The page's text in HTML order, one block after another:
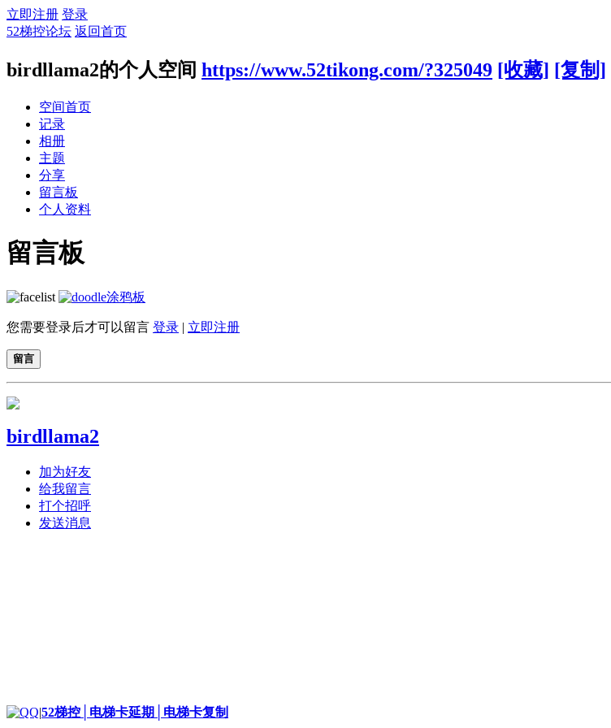
立即注册 登录
52梯控论坛 返回首页
birdllama2的个人空间 https://www.52tikong.com/?325049 [收藏] [复制]
空间首页
记录
相册
主题
分享
留言板
个人资料
留言板
涂鸦板
您需要登录后才可以留言 登录 | 立即注册
留言
birdllama2
加为好友
给我留言
打个招呼
发送消息
|52梯控│电梯卡延期│电梯卡复制